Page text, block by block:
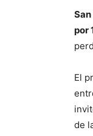
por
El
de